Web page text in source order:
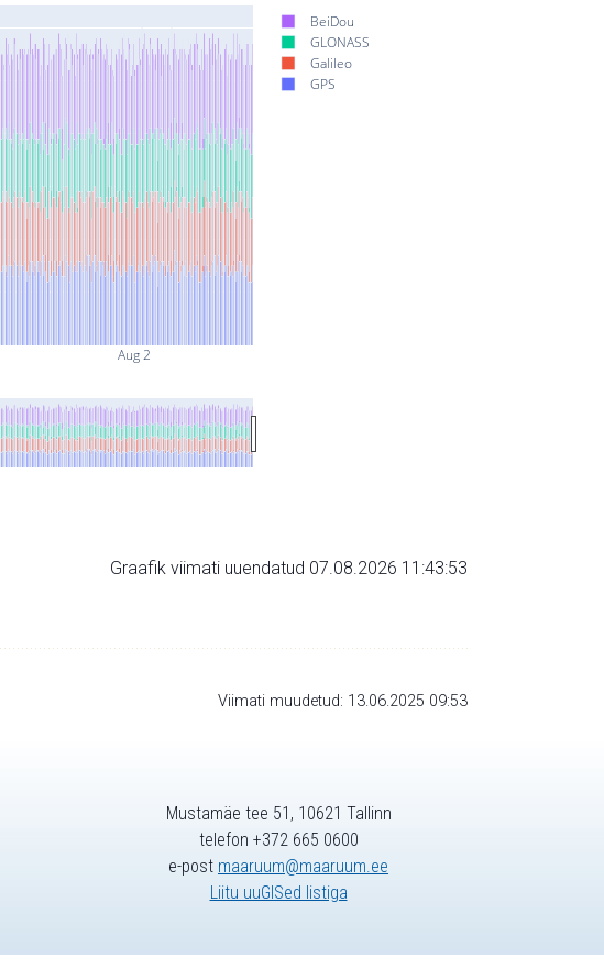
Aug 2
BeiDou
GLONASS
Galileo
GPS
Graafik viimati uuendatud 07.08.2026 11:43:53
Viimati muudetud: 13.06.2025 09:53
Mustamäe tee 51, 10621 Tallinn
telefon +372 665 0600
e-post maaruum@maaruum.ee
Liitu uuGISed listiga